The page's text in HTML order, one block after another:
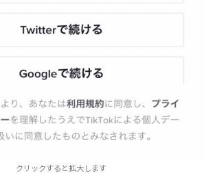
クリックすると拡大します